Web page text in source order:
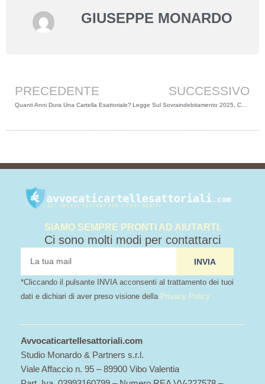
GIUSEPPE MONARDO
PRECEDENTE
Quanti Anni Dura Una Cartella Esattoriale?
SUCCESSIVO
Legge Sul Sovraindebitamento 2025, Codice Della Crisi e Debiti Con Fisco
SIAMO SEMPRE PRONTI AD AIUTARTI.
Ci sono molti modi per contattarci
INVIA
*Cliccando il pulsante INVIA acconsenti al trattamento dei tuoi
dati e dichiari di aver preso visione della Privacy Policy
Avvocaticartellesattoriali.com
Studio Monardo & Partners s.r.l.
Viale Affaccio n. 95 – 89900 Vibo Valentia